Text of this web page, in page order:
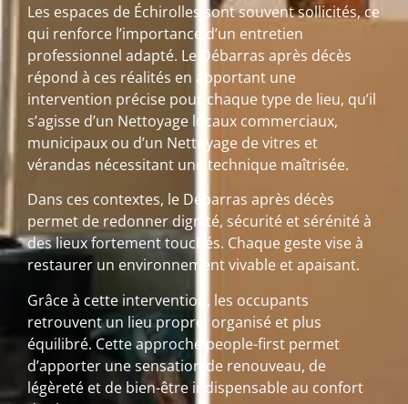
Les espaces de Échirolles sont souvent sollicités, ce
qui renforce l’importance d’un entretien
professionnel adapté. Le Débarras après décès
répond à ces réalités en apportant une
intervention précise pour chaque type de lieu, qu’il
s’agisse d’un Nettoyage locaux commerciaux,
municipaux ou d’un Nettoyage de vitres et
vérandas nécessitant une technique maîtrisée.
Dans ces contextes, le Débarras après décès
permet de redonner dignité, sécurité et sérénité à
des lieux fortement touchés. Chaque geste vise à
restaurer un environnement vivable et apaisant.
Grâce à cette intervention, les occupants
retrouvent un lieu propre, organisé et plus
équilibré. Cette approche people-first permet
d’apporter une sensation de renouveau, de
légèreté et de bien-être indispensable au confort